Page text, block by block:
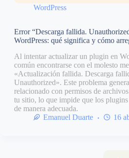
WordPress
Error “Descarga fallida.
WordPress: qué significa y cómo
Al intentar actualizar un plugin en
común encontrarse con el molesto
«Actualización fallida. Descarga
Unauthorized». Este problema
relacionado con permisos de
tu sitio, lo que impide que los plugins
de manera adecuada.
Emanuel Duarte
16